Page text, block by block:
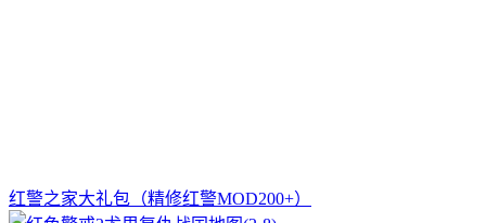
红警之家大礼包（精修红警MOD200+）